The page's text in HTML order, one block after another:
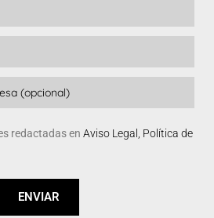
redactadas en Aviso Legal, Política de
ENVIAR